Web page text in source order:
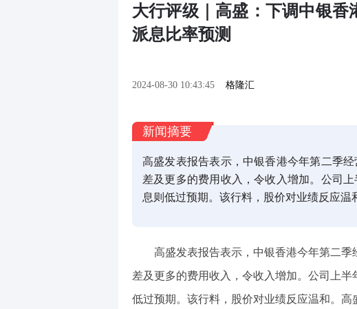
大行评级｜高盛：下调中银香
派息比率预测
2024-08-30 10:43:45 格隆汇
新闻摘要
高盛发表报告表示，中银香港今年第二季
差及更多的费用收入，令收入增加。公司
息则低过预期。该行料，股价对业绩反应温
高盛发表报告表示，中银香港今年第二
差及更多的费用收入，令收入增加。公司上
低过预期。该行料，股价对业绩反应温和。